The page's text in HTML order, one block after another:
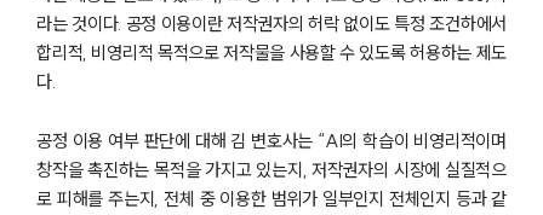
법률지식인
형사소송·상담후기
형사그룹 업무
전체
라는 것이다. 공정 이용이란 저작권자의 허락 없이도 특정 조건하에서
합리적, 비영리적 목적으로 저작물을 사용할 수 있도록 허용하는 제도
다.
공정 이용 여부 판단에 대해 김 변호사는 “AI의 학습이 비영리적이며
창작을 촉진하는 목적을 가지고 있는지, 저작권자의 시장에 실질적으
로 피해를 주는지, 전체 중 이용한 범위가 일부인지 전체인지 등과 같